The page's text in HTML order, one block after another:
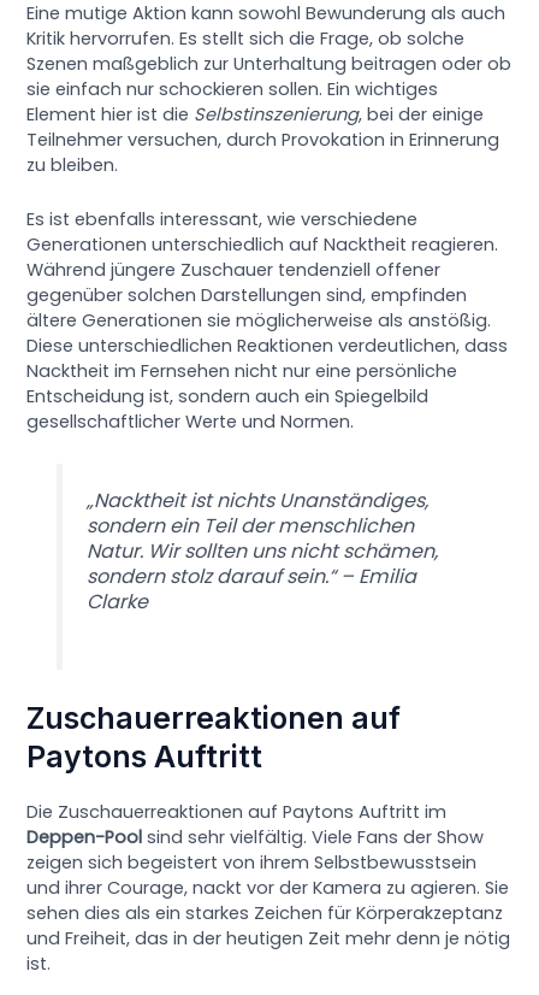
Eine mutige Aktion kann sowohl Bewunderung als auch
Kritik hervorrufen. Es stellt sich die Frage, ob solche
Szenen maßgeblich zur Unterhaltung beitragen oder ob
sie einfach nur schockieren sollen. Ein wichtiges
Element hier ist die Selbstinszenierung, bei der einige
Teilnehmer versuchen, durch Provokation in Erinnerung
zu bleiben.
Es ist ebenfalls interessant, wie verschiedene
Generationen unterschiedlich auf Nacktheit reagieren.
Während jüngere Zuschauer tendenziell offener
gegenüber solchen Darstellungen sind, empfinden
ältere Generationen sie möglicherweise als anstößig.
Diese unterschiedlichen Reaktionen verdeutlichen, dass
Nacktheit im Fernsehen nicht nur eine persönliche
Entscheidung ist, sondern auch ein Spiegelbild
gesellschaftlicher Werte und Normen.
„Nacktheit ist nichts Unanständiges,
sondern ein Teil der menschlichen
Natur. Wir sollten uns nicht schämen,
sondern stolz darauf sein.“ – Emilia
Clarke
Zuschauerreaktionen auf
Paytons Auftritt
Die Zuschauerreaktionen auf Paytons Auftritt im
Deppen-Pool sind sehr vielfältig. Viele Fans der Show
zeigen sich begeistert von ihrem Selbstbewusstsein
und ihrer Courage, nackt vor der Kamera zu agieren. Sie
sehen dies als ein starkes Zeichen für Körperakzeptanz
und Freiheit, das in der heutigen Zeit mehr denn je nötig
ist.